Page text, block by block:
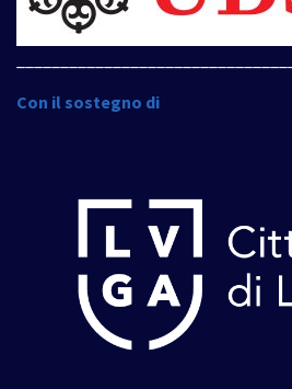
Con il sostegno di